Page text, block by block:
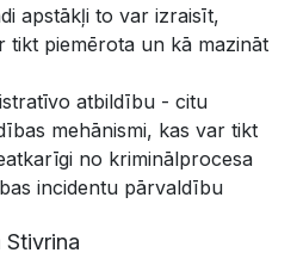
apstākļi to var izraisīt,
tikt piemērota un kā mazināt
atbildību - citu
mehānismi, kas var tikt
no kriminālprocesa
incidentu pārvaldību
Stivrina